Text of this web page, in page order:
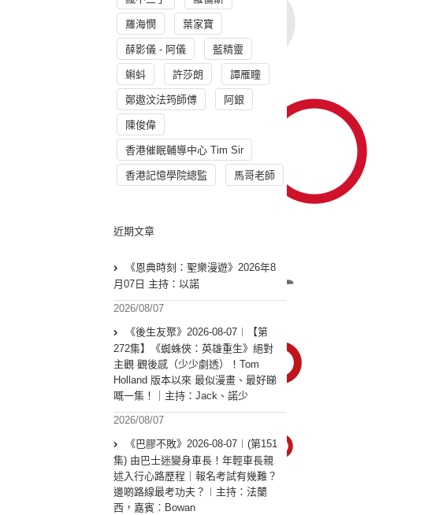
羅海憫 葉家寶
薛影儀 - 阿儀 藍精靈
蝌蚪 許莎朗 譚雁瞳
鄭遨汶法筠師傅 阿銀
陳俊偉
香港催眠輔導中心 Tim Sir
香港記憶學院總監 馬哥老師
近期文章
《恩典時刻：聖樂漫遊》2026年8
月07日 主持：以諾
2026/08/07
《後生友聚》2026-08-07︱【第
272集】《蜘蛛俠：英雄重生》絕對
主觀 觀後感（少少劇透）！Tom
Holland 版本以來 最似漫畫、最好睇
嘅一集！｜主持：Jack、諾少
2026/08/07
《巴膠不敗》2026-08-07︱(第151
集) 由巴士迷變身車長！年輕車長親
述入行心路歷程｜報名考試有幾難？
邊啲路線最考功夫？︱主持：法蘭
西，嘉賓︰Bowan